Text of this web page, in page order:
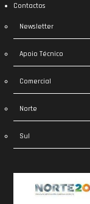
Contactos
Newsletter
Apoio Técnico
Comercial
Norte
Sul